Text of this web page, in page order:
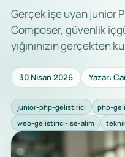
Gerçek işe uyan junior
Composer, güvenlik
yığınınızın gerçekten
30 Nisan 2026 Yazar:
junior-php-gelistirici
php-
web-gelistirici-ise-alim